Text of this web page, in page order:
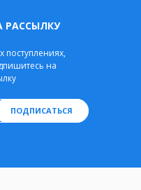
РАССЫЛКУ
поступлениях,
на
ПОДПИСАТЬСЯ